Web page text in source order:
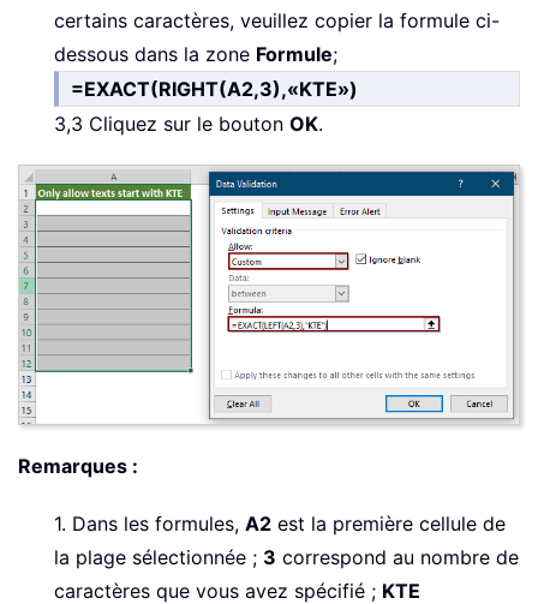
certains caractères, veuillez copier la formule ci-
dessous dans la zone Formule;
=EXACT(RIGHT(A2,3),«KTE»)
3,3 Cliquez sur le bouton OK.
Remarques :
1. Dans les formules, A2 est la première cellule de
la plage sélectionnée ; 3 correspond au nombre de
caractères que vous avez spécifié ; KTE